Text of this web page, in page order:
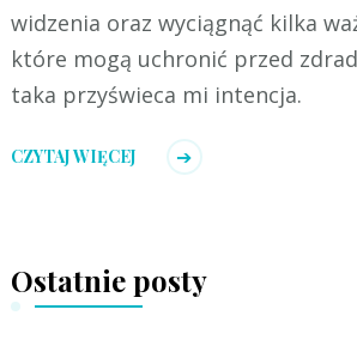
widzenia oraz wyciągnąć kilka
które mogą uchronić przed
taka przyświeca mi intencja.
CZYTAJ WIĘCEJ
Ostatnie posty